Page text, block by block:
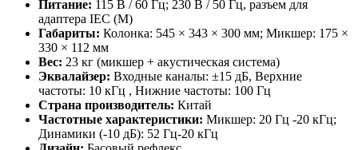
Питание: 115 В / 60 Гц; 230 В / 50 Гц, разъем для
адаптера IEC (M)
Габариты: Колонка: 545 × 343 × 300 мм; Микшер: 175 ×
330 × 112 мм
Вес: 23 кг (микшер + акустическая система)
Эквалайзер: Входные каналы: ±15 дБ, Верхние
частоты: 10 кГц , Нижние частоты: 100 Гц
Страна производитель: Китай
Частотные характеристики: Микшер: 20 Гц -20 кГц;
Динамики (-10 дБ): 52 Гц-20 кГц